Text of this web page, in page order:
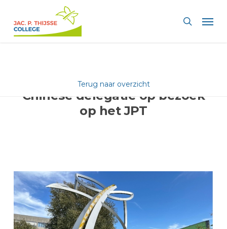
main
search
Chinese delegatie op bezoek
op het JPT
Terug naar overzicht